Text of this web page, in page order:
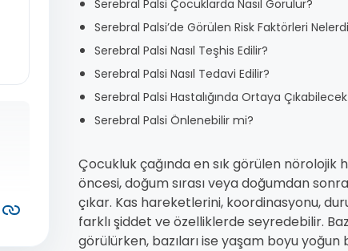
Serebral Palsi Çocuklarda Nasıl Görülür?
Serebral Palsi’de Görülen Risk Faktörleri
Serebral Palsi Nasıl Teşhis Edilir?
Serebral Palsi Nasıl Tedavi Edilir?
Serebral Palsi Hastalığında Ortaya
Serebral Palsi Önlenebilir mi?
Çocukluk çağında en sık görülen
öncesi, doğum sırası veya doğumdan
çıkar. Kas hareketlerini, koordinasyonu,
farklı şiddet ve özelliklerde seyredebilir.
görülürken, bazıları ise yaşam boyu